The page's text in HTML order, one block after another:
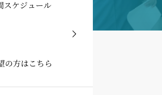
スケジュール
の方はこちら